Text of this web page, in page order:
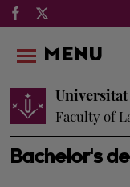
Bachelor's
Faculty of
MENU